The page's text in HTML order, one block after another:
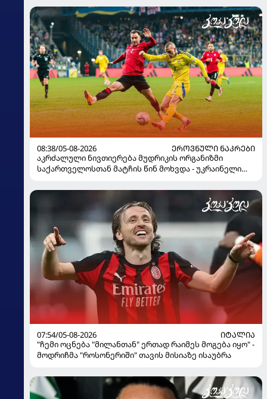
08:38/05-08-2026
ᲔᲠᲝᲕᲜᲣᲚᲘ ᲜᲐᲙᲠᲔᲑᲘ
აკრძალული ნივთიერება მუდრიკის ორგანიზმი
საქართველოსთან მატჩის წინ მოხვდა - უკრაინელი
ინფორმაციას ავრცელებს
07:54/05-08-2026
ᲘᲢᲐᲚᲘᲐ
"ჩემი ოცნება "მილანთან" ერთად რაიმეს მოგება იყო" -
მოდრიჩმა "როსონერიში" თავის მისიაზე ისაუბრა